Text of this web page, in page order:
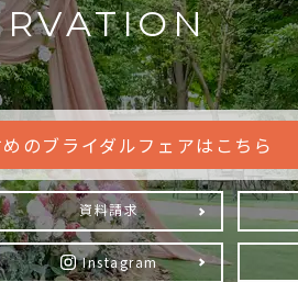
のブライダルフェアはこちら
資料請求
Instagram